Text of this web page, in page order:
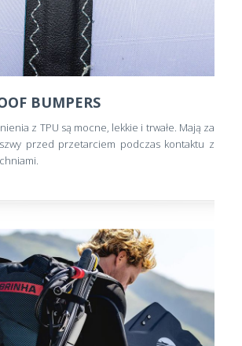
BUMPERS
z TPU są mocne, lekkie i trwałe. Mają za
przed przetarciem podczas kontaktu z